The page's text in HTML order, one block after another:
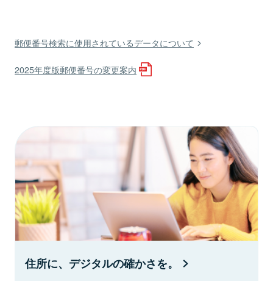
郵便番号検索に使用されているデータについて
2025年度版郵便番号の変更案内
住所に、デジタルの確かさを。